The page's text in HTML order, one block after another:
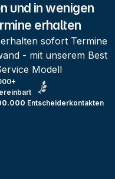
und in wenigen
erhalten
sofort Termine
- mit unserem Best
Modell
Entscheiderkontakten